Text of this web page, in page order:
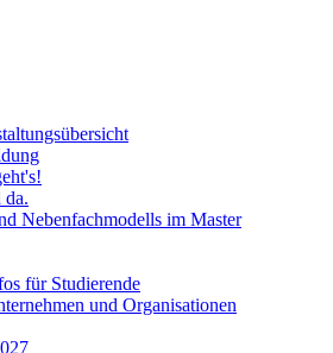
da.
Nebenfachmodells im Master
für Studierende
und Organisationen